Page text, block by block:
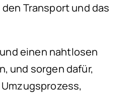
Transport und das
einen nahtlosen
und sorgen dafür,